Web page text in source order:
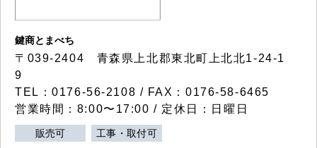
鍵商とまべち
〒039-2404 青森県上北郡東北町上北北1-24-1
9
TEL：0176-56-2108 / FAX：0176-58-6465
営業時間：8:00〜17:00 / 定休日：日曜日
販売可 工事・取付可